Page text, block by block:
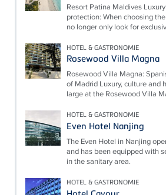
Resort Patina Maldives
protection: When choosing
no longer only look for
HOTEL & GASTRONOMIE
Rosewood Villa Magna
Rosewood Villa Magna:
of Madrid Luxury, culture and
large at the Rosewood Villa
HOTEL & GASTRONOMIE
Even Hotel Nanjing
The Even Hotel in Nanjing
and has been equipped with
in the sanitary area.
HOTEL & GASTRONOMIE